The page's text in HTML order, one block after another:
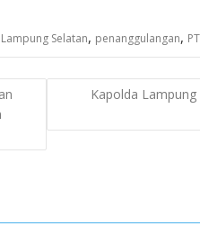
Lampung Selatan, penanggulangan,
Kapolda